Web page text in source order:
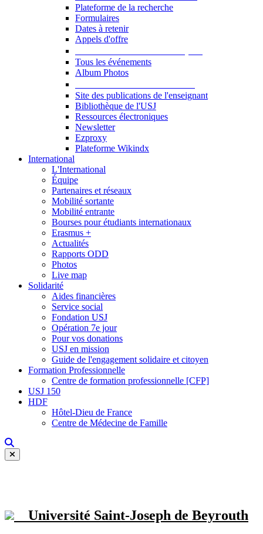
Plateforme de la recherche
Formulaires
Dates à retenir
Appels d'offre
Tous les événements
Album Photos
Site des publications de l'enseignant
Bibliothèque de l'USJ
Ressources électroniques
Newsletter
Ezproxy
Plateforme Wikindx
International
L'International
Équipe
Partenaires et réseaux
Mobilité sortante
Mobilité entrante
Bourses pour étudiants internationaux
Erasmus +
Actualités
Rapports ODD
Photos
Live map
Solidarité
Aides financières
Service social
Fondation USJ
Opération 7e jour
Pour vos donations
USJ en mission
Guide de l'engagement solidaire et citoyen
Formation Professionnelle
Centre de formation professionnelle [CFP]
USJ 150
HDF
Hôtel-Dieu de France
Centre de Médecine de Famille
Université Saint-Joseph de Beyrouth